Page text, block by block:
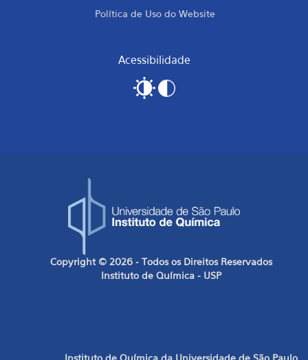
Política de Uso do Website
Acessibilidade
Copyright © 2026 - Todos os Direitos Reservados
Instituto de Química - USP
Instituto de Química da Universidade de São Paulo